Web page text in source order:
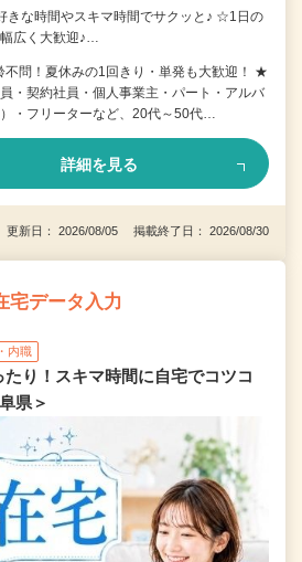
きな時間やスキマ時間でサクッと♪ ☆1日の
広く大歓迎♪…
不問！夏休みの1回きり・単発も大歓迎！ ★
・契約社員・個人事業主・パート・アルバ
・フリーターなど、20代～50代…
詳細を見る
更新日： 2026/08/05 掲載終了日： 2026/08/30
宅データ入力
内職
り！スキマ時間に自宅でコツコ
県＞